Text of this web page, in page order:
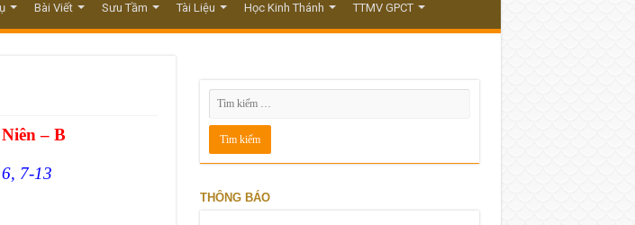
Bài Viết Sưu Tầm Tài Liệu Học Kinh Thánh TTMV GPCT
– B
7-13
THÔNG BÁO